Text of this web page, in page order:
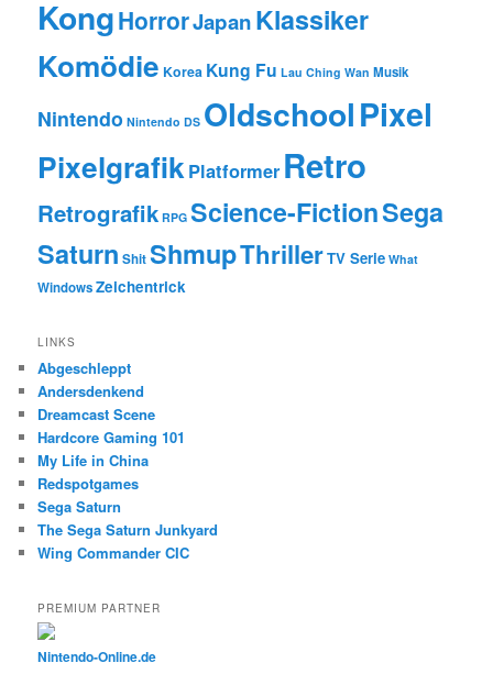
KongHorrorJapanKlassiker
Komödie Korea Kung Fu Lau Ching Wan Musik
Nintendo Nintendo DS OldschoolPixel
PixelgrafikPlatformer Retro
Retrografik RPG Science-FictionSega
Saturn ShitShmupThrillerTV Serie What
WindowsZeichentrick
LINKS
Abgeschleppt
Andersdenkend
Dreamcast Scene
Hardcore Gaming 101
My Life in China
Redspotgames
Sega Saturn
The Sega Saturn Junkyard
Wing Commander CIC
PREMIUM PARTNER
Nintendo-Online.de